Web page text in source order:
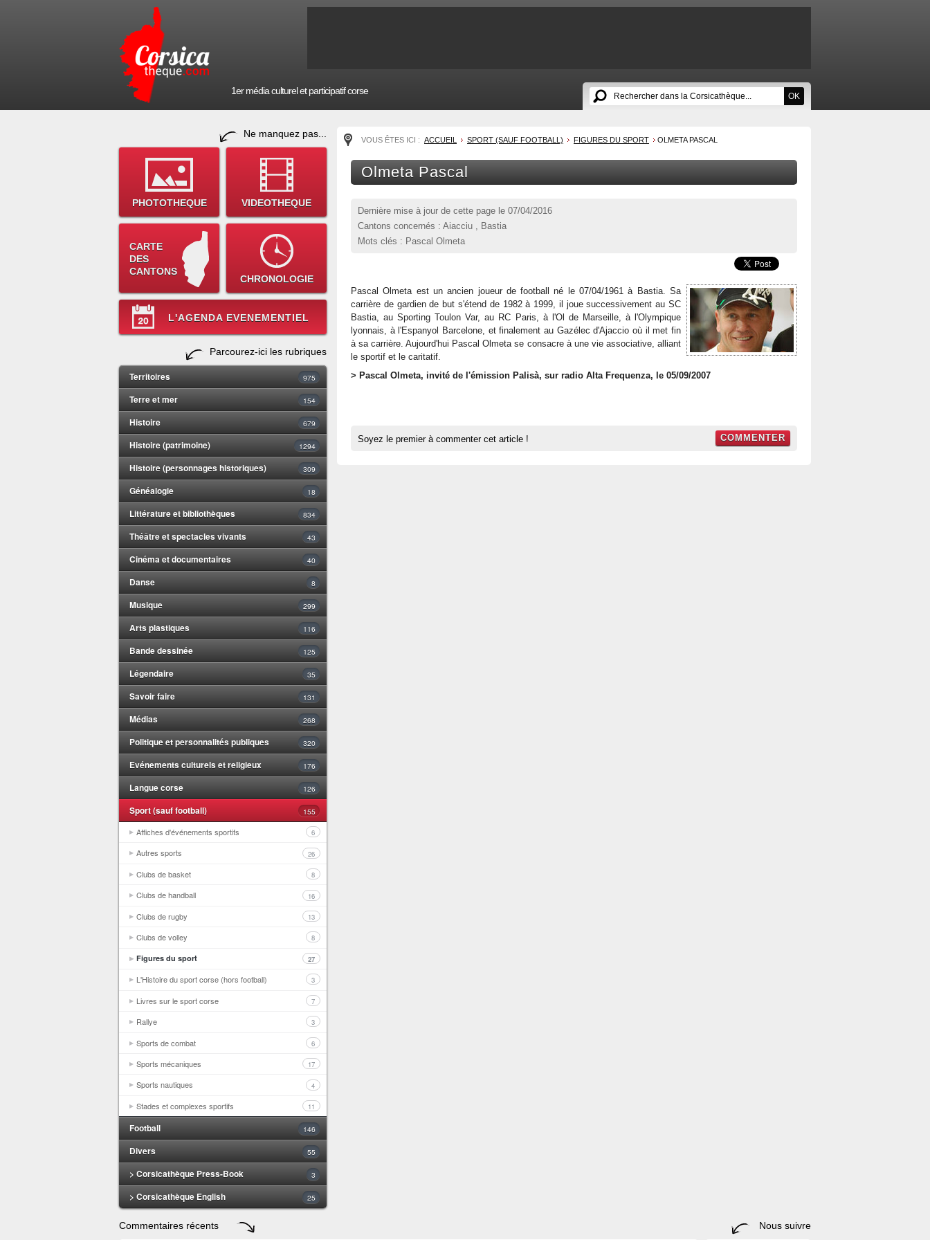
1er média culturel et participatif corse
Ne manquez pas...
PHOTOTHEQUE VIDEOTHEQUE
CARTE
DES
CANTONS
CHRONOLOGIE
L'AGENDA EVENEMENTIEL
Parcourez-ici les rubriques
Territoires 975
Terre et mer 154
Histoire 679
Histoire (patrimoine) 1294
Histoire (personnages historiques) 309
Généalogie 18
Littérature et bibliothèques 834
Théâtre et spectacles vivants 43
Cinéma et documentaires 40
Danse 8
Musique 299
Arts plastiques 116
Bande dessinée 125
Légendaire 35
Savoir faire 131
Médias 268
Politique et personnalités publiques 320
Evénements culturels et religieux 176
Langue corse 126
Sport (sauf football) 155
Affiches d'événements sportifs 6
Autres sports 26
Clubs de basket 8
Clubs de handball 16
Clubs de rugby 13
Clubs de volley 8
Figures du sport 27
L'Histoire du sport corse (hors football) 3
Livres sur le sport corse 7
Rallye 3
Sports de combat 6
Sports mécaniques 17
Sports nautiques 4
Stades et complexes sportifs 11
Football 146
Divers 55
> Corsicathèque Press-Book 3
> Corsicathèque English 25
VOUS ÊTES ICI : ACCUEIL SPORT (SAUF FOOTBALL) FIGURES DU SPORT OLMETA PASCAL
Olmeta Pascal
Dernière mise à jour de cette page le 07/04/2016
Cantons concernés : Aiacciu , Bastia
Mots clés : Pascal Olmeta
Pascal Olmeta est un ancien joueur de football né le 07/04/1961 à Bastia. Sa
carrière de gardien de but s'étend de 1982 à 1999, il joue successivement au SC
Bastia, au Sporting Toulon Var, au RC Paris, à l'Ol de Marseille, à l'Olympique
lyonnais, à l'Espanyol Barcelone, et finalement au Gazélec d'Ajaccio où il met fin
à sa carrière. Aujourd'hui Pascal Olmeta se consacre à une vie associative, alliant
le sportif et le caritatif.
> Pascal Olmeta, invité de l'émission Palisà, sur radio Alta Frequenza, le 05/09/2007
Soyez le premier à commenter cet article ! COMMENTER
Commentaires récents Nous suivre